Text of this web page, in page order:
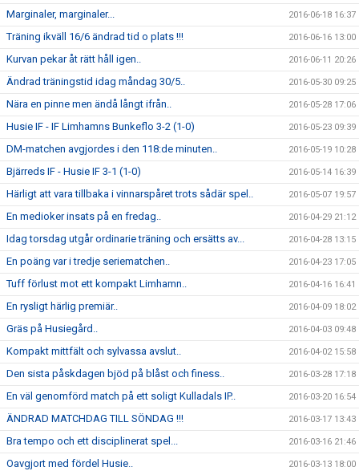
Marginaler, marginaler... 2016-06-18 16:37
Träning ikväll 16/6 ändrad tid o plats !!! 2016-06-16 13:00
Kurvan pekar åt rätt håll igen.. 2016-06-11 20:26
Ändrad träningstid idag måndag 30/5.. 2016-05-30 09:25
Nära en pinne men ändå långt ifrån.. 2016-05-28 17:06
Husie IF - IF Limhamns Bunkeflo 3-2 (1-0) 2016-05-23 09:39
DM-matchen avgjordes i den 118:de minuten.. 2016-05-19 10:28
Bjärreds IF - Husie IF 3-1 (1-0) 2016-05-14 16:39
Härligt att vara tillbaka i vinnarspåret trots sådär spel.. 2016-05-07 19:57
En medioker insats på en fredag.. 2016-04-29 21:12
Idag torsdag utgår ordinarie träning och ersätts av... 2016-04-28 13:15
En poäng var i tredje seriematchen.. 2016-04-23 17:05
Tuff förlust mot ett kompakt Limhamn.. 2016-04-16 16:41
En rysligt härlig premiär.. 2016-04-09 18:02
Gräs på Husiegård.. 2016-04-03 09:48
Kompakt mittfält och sylvassa avslut.. 2016-04-02 15:58
Den sista påskdagen bjöd på blåst och finess.. 2016-03-28 17:18
En väl genomförd match på ett soligt Kulladals IP.. 2016-03-20 16:54
ÄNDRAD MATCHDAG TILL SÖNDAG !!! 2016-03-17 13:43
Bra tempo och ett disciplinerat spel... 2016-03-16 21:46
Oavgjort med fördel Husie.. 2016-03-13 18:00